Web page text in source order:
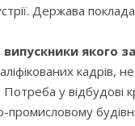
Держава
якого
кадрів,
у відбудові